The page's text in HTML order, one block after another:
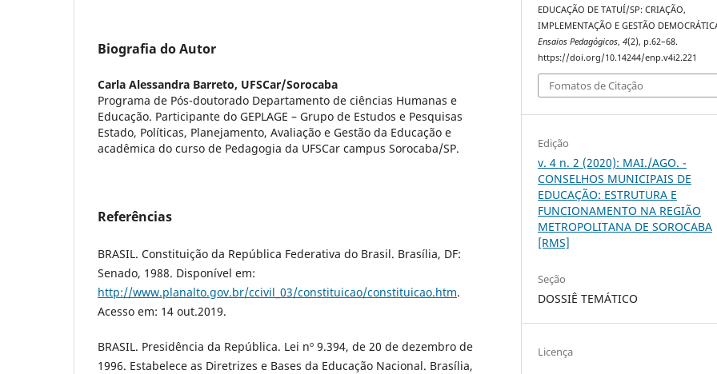
Biografia do Autor
Carla Alessandra Barreto, UFSCar/Sorocaba
Programa de Pós-doutorado Departamento de ciências Humanas e
Educação. Participante do GEPLAGE – Grupo de Estudos e Pesquisas
Estado, Políticas, Planejamento, Avaliação e Gestão da Educação e
acadêmica do curso de Pedagogia da UFSCar campus Sorocaba/SP.
Referências
BRASIL. Constituição da República Federativa do Brasil. Brasília, DF:
Senado, 1988. Disponível em:
http://www.planalto.gov.br/ccivil_03/constituicao/constituicao.htm.
Acesso em: 14 out.2019.
BRASIL. Presidência da República. Lei nº 9.394, de 20 de dezembro de
1996. Estabelece as Diretrizes e Bases da Educação Nacional. Brasília,
EDUCAÇÃO DE TATUÍ/SP: CRIAÇÃO,
IMPLEMENTAÇÃO E GESTÃO
Ensaios Pedagógicos,4(2), p.62–68.
https://doi.org/10.14244/enp.v4i2.221
Fomatos de Citação
Edição
v. 4 n. 2 (2020): MAI./AGO. -
CONSELHOS MUNICIPAIS DE
EDUCAÇÃO: ESTRUTURA E
FUNCIONAMENTO NA REGIÃO
METROPOLITANA DE SOROCABA
[RMS]
Seção
DOSSIÊ TEMÁTICO
Licença